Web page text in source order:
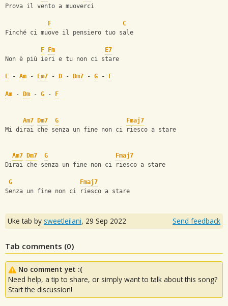
Prova il vento a muoverci
F
C
Finché ci muove il pensiero tuo sale
F Fm
E7
Non è più ieri e tu non ci stare
E - Am - Em7 - D - Dm7 - G - F
Am - Dm - G - F
Am7 Dm7 G
Fmaj7
Mi dirai che senza un fine non ci riesco a stare
Am7 Dm7 G
Fmaj7
Dirai che senza un fine non ci riesco a stare
G
Fmaj7
Senza un fine non ci riesco a stare
Uke tab by sweetleilani, 29 Sep 2022 Send feedback
Tab comments (0)
No comment yet :(
Need help, a tip to share, or simply want to talk about this song?
Start the discussion!